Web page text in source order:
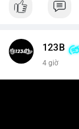
123B
4 giờ